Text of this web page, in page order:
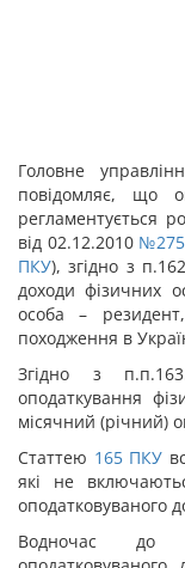
Головне
повідомляє, що
регламентується
від 02.12.2010
ПКУ), згідно з
доходи фізичних
особа –
походження в
Згідно з
оподаткування
місячний (річний)
Статтею 165 ПКУ
які не
оподатковуваного
Водночас до